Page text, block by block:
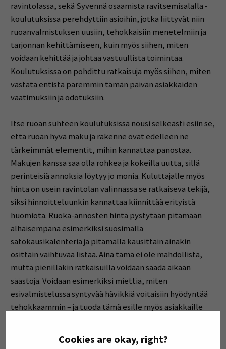
Cookies are okay, right?
ravintolassa, sekä Syvennä osaamista ravitsemisalalla -
koulutuksissa perehdyttiin asioihin, jotka liittyvät niin
ruoanvalmistuksen uusiin, tehokkaisiin menetelmiin ja
tarjonnan kehittämiseen, kuin myös siihen, miten
voidaan kehittää ja johtaa vastuullista toimintaa.
Koulutuksissa on pohdittu ratkaisuja myös siihen, miten
vastata entistä paremmin tämän päivän asiakkaiden
vaatimuksiin ja odotuksiin.
Itse ruoan suhteen koulutuksissa nousi selkeästi esiin se,
että ruoan hyvä maku ja rakenne ovat edelleen ne
tärkeimmät elementit, mihin kannattaa panostaa.
Makujen kanssa saa olla rohkea ja kokeilla uutta, sillä
perinteisiä annoksia löytyy jo monia. Kuluttajalle myös
hinta on usein ravintolan valinnassa se ratkaiseva tekijä,
siksi hinnoitteluunkin kannattaa kiinnittää erityistä
huomiota. Ruoka-annosten hinta pystytään pitämään
alhaisempana esimerkiksi suosimalla
satokausikalenteria ja pitämällä kausittain ainakin
osittain vaihtuvaa listaa. Aina tämä ei ole mahdollista,
mutta pienilläkin ratkaisuilla voidaan saada aikaan
säästöjä. Voidaan esimerkiksi miettiä, miten
esivalmistelussa syntyvää hävikkiä voitaisiin hyödyntää
tehokkaammin – ja tuoda tämä esille myös asiakkaille
tekoina ja on tärkeää, että niistä huomattaisiin kertoa